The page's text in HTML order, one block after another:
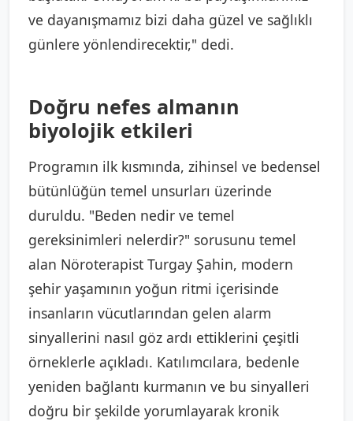
ve dayanışmamız bizi daha güzel ve sağlıklı
günlere yönlendirecektir," dedi.
Doğru nefes almanın
biyolojik etkileri
Programın ilk kısmında, zihinsel ve bedensel
bütünlüğün temel unsurları üzerinde
duruldu. "Beden nedir ve temel
gereksinimleri nelerdir?" sorusunu temel
alan Nöroterapist Turgay Şahin, modern
şehir yaşamının yoğun ritmi içerisinde
insanların vücutlarından gelen alarm
sinyallerini nasıl göz ardı ettiklerini çeşitli
örneklerle açıkladı. Katılımcılara, bedenle
yeniden bağlantı kurmanın ve bu sinyalleri
doğru bir şekilde yorumlayarak kronik